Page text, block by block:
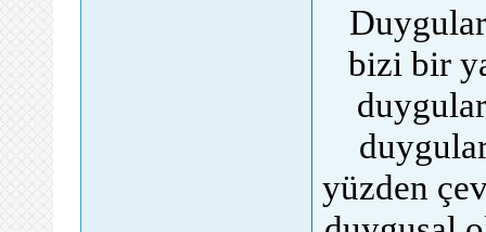
bizi bir
yüzden